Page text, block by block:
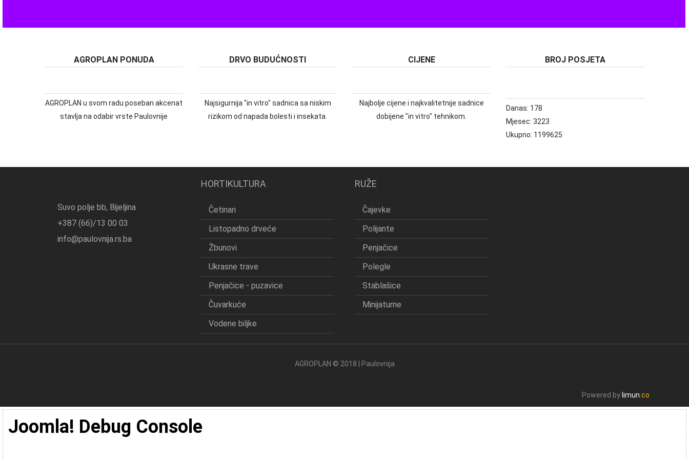
AGROPLAN PONUDA
AGROPLAN u svom radu poseban akcenat
stavlja na odabir vrste Paulovnije
DRVO BUDUĆNOSTI
Najsigurnija "in vitro" sadnica sa niskim
rizikom od napada bolesti i insekata.
CIJENE
Najbolje cijene i najkvalitetnije sadnice
dobijene "in vitro" tehnikom.
BROJ POSJETA
Danas: 178
Mjesec: 3223
Ukupno: 1199625
Suvo polje bb, Bijeljina
+387 (66)/13 00 03
info@paulovnija.rs.ba
HORTIKULTURA
Četinari
Listopadno drveće
Žbunovi
Ukrasne trave
Penjačice - puzavice
Čuvarkuće
Vodene biljke
RUŽE
Čajevke
Polijante
Penjačice
Polegle
Stablašice
Minijaturne
AGROPLAN © 2018 | Paulovnija
Powered by limun .co
Joomla! Debug Console